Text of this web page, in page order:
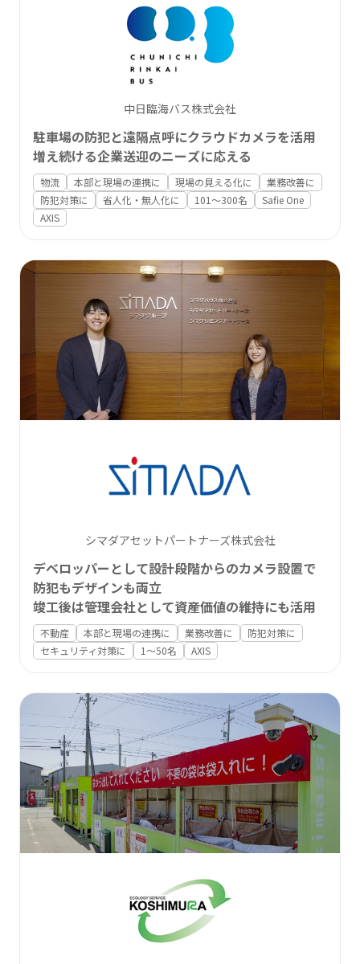
中日臨海バス株式会社
駐車場の防犯と遠隔点呼にクラウドカメラを活用
増え続ける企業送迎のニーズに応える
物流 本部と現場の連携に 現場の見える化に
業務改善に
防犯対策に
省人化・無人化に 101〜300名
Safie One
AXIS
シマダアセットパートナーズ株式会社
デベロッパーとして設計段階からのカメラ設置で
防犯もデザインも両立
竣工後は管理会社として資産価値の維持にも活用
不動産 本部と現場の連携に 業務改善に
防犯対策に
セキュリティ対策に
1〜50名 AXIS